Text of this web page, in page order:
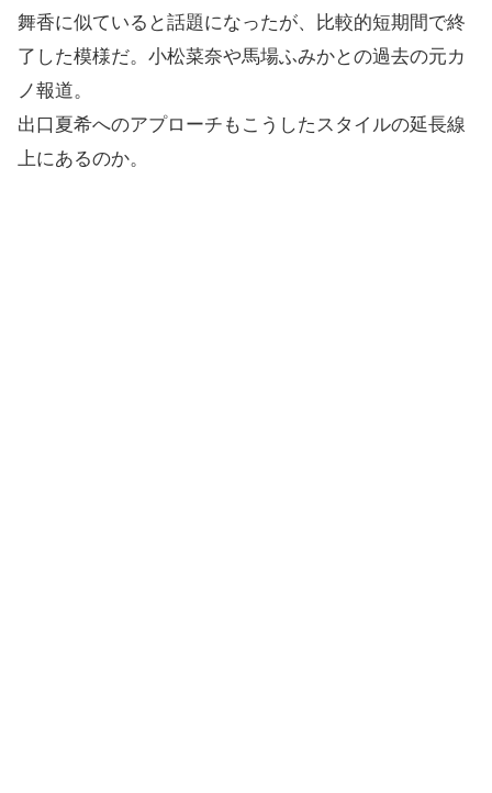
舞香に似ていると話題になったが、比較的短期間で終
了した模様だ。小松菜奈や馬場ふみかとの過去の元カ
ノ報道。
出口夏希へのアプローチもこうしたスタイルの延長線
上にあるのか。